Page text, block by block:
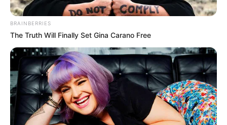
BRAINBERRIES
The Truth Will Finally Set Gina Carano Free